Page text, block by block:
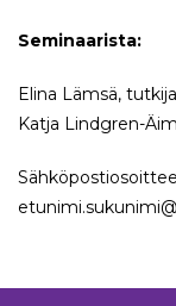
Seminaarista:
Elina Lämsä,
Katja Lindgren-